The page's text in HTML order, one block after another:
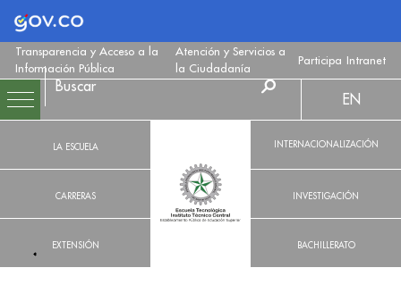
Logo Gobierno de Colombia
Transparencia y Acceso a la
Información Pública
Atención y Servicios a
la Ciudadanía
Participa Intranet
LA ESCUELA
CARRERAS
EXTENSIÓN
EN
INTERNACIONALIZACIÓN
INVESTIGACIÓN
BACHILLERATO